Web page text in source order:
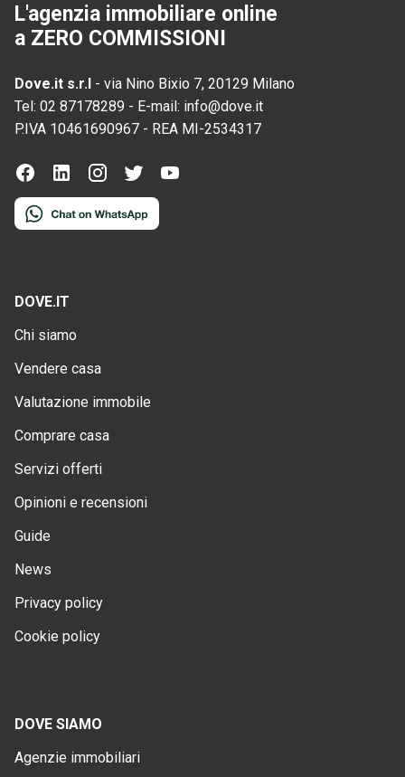
L'agenzia immobiliare online
a ZERO COMMISSIONI
Dove.it s.r.l - via Nino Bixio 7, 20129 Milano
Tel: 02 87178289 - E-mail: info@dove.it
P.IVA 10461690967 - REA MI-2534317
DOVE.IT
Chi siamo
Vendere casa
Valutazione immobile
Comprare casa
Servizi offerti
Opinioni e recensioni
Guide
News
Privacy policy
Cookie policy
DOVE SIAMO
Agenzie immobiliari